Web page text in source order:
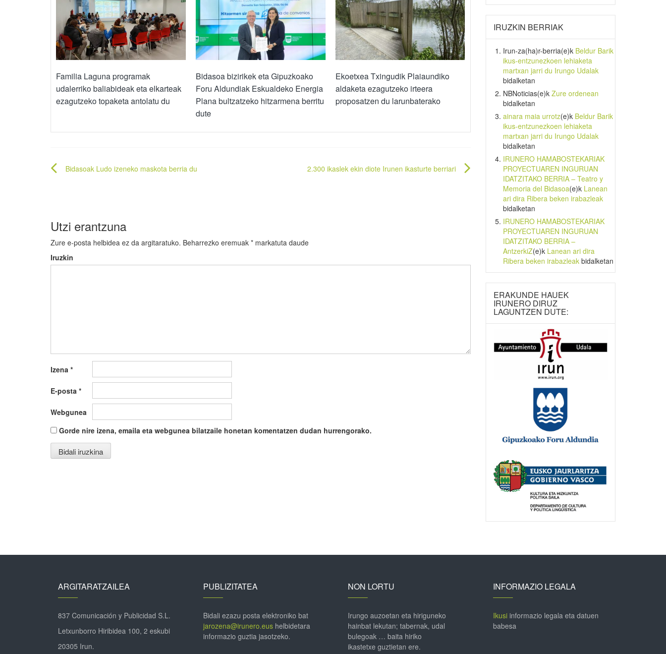
Familia Laguna programak
udalerriko baliabideak eta elkarteak
ezagutzeko topaketa antolatu du
Bidasoa bizirikek eta Gipuzkoako
Foru Aldundiak Eskualdeko Energia
Plana bultzatzeko hitzarmena berritu
dute
Ekoetxea Txingudik Plaiaundiko
aldaketa ezagutzeko irteera
proposatzen du larunbaterako
Bidalketetan
Bidasoak Ludo izeneko maskota berria du 2.300 ikaslek ekin diote Irunen ikasturte berriari
Utzi erantzuna
Zure e-posta helbidea ez da argitaratuko. Beharrezko eremuak * markatuta daude
Iruzkin
Izena *
E-posta *
Webgunea
Gorde nire izena, emaila eta webgunea bilatzaile honetan komentatzen dudan hurrengorako.
IRUZKIN BERRIAK
Irun-za(ha)r-berria(e)k Beldur Barik
ikus-entzunezkoen lehiaketa
martxan jarri du Irungo Udalak
bidalketan
NBNoticias(e)k Zure ordenean
bidalketan
ainara maia urrotz(e)k Beldur Barik
ikus-entzunezkoen lehiaketa
martxan jarri du Irungo Udalak
bidalketan
IRUNERO HAMABOSTEKARIAK
PROYECTUAREN INGURUAN
IDATZITAKO BERRIA – Teatro y
Memoria del Bidasoa(e)k Lanean
ari dira Ribera beken irabazleak
bidalketan
IRUNERO HAMABOSTEKARIAK
PROYECTUAREN INGURUAN
IDATZITAKO BERRIA –
AntzerkiZ(e)k Lanean ari dira
Ribera beken irabazleakbidalketan
ERAKUNDE HAUEK
IRUNERO DIRUZ
LAGUNTZEN DUTE:
ARGITARATZAILEA
837 Comunicación y Publicidad S.L.
Letxunborro Hiribidea 100, 2 eskubi
20305 Irun.
PUBLIZITATEA
Bidali ezazu posta elektroniko bat
jarozena@irunero.eushelbidetara
informazio guztia jasotzeko.
NON LORTU
Irungo auzoetan eta hiriguneko
hainbat lekutan; tabernak, udal
bulegoak … baita hiriko
ikastetxe guztietan ere.
INFORMAZIO LEGALA
Ikusiinformazio legala eta datuen
babesa